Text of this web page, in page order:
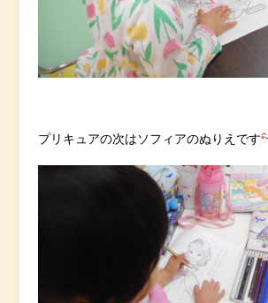
プリキュアの次はソフィアのぬりえです